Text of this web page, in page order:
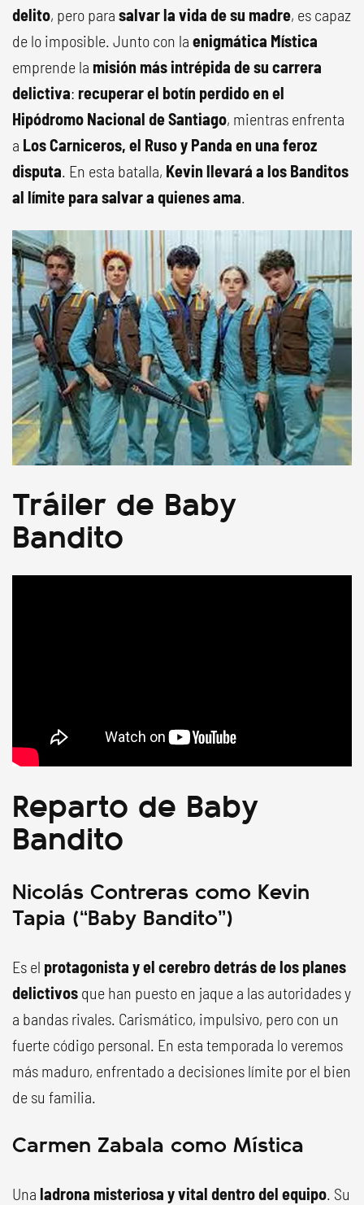
delito, pero para salvar la vida de su madre, es capaz
de lo imposible. Junto con la enigmática Mística
emprende la misión más intrépida de su carrera
delictiva: recuperar el botín perdido en el
Hipódromo Nacional de Santiago, mientras enfrenta
a Los Carniceros, el Ruso y Panda en una feroz
disputa. En esta batalla, Kevin llevará a los Banditos
al límite para salvar a quienes ama.
Tráiler de Baby
Bandito
Reparto de Baby
Bandito
Nicolás Contreras como Kevin
Tapia (“Baby Bandito”)
Es el protagonista y el cerebro detrás de los planes
delictivos que han puesto en jaque a las autoridades y
a bandas rivales. Carismático, impulsivo, pero con un
fuerte código personal. En esta temporada lo veremos
más maduro, enfrentado a decisiones límite por el bien
de su familia.
Carmen Zabala como Mística
Una ladrona misteriosa y vital dentro del equipo . Su